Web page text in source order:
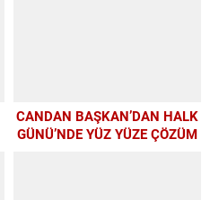
CANDAN BAŞKAN’DAN HALK
GÜNÜ’NDE YÜZ YÜZE ÇÖZÜM